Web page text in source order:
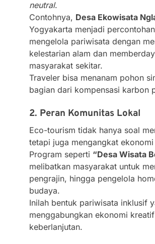
neutral.
Contohnya, Desa Ekowisata
Yogyakarta menjadi
mengelola pariwisata dengan
kelestarian alam dan
masyarakat sekitar.
Traveler bisa menanam pohon
bagian dari kompensasi karbon
2. Peran Komunitas Lokal
Eco-tourism tidak hanya soal
tetapi juga mengangkat
Program seperti “Desa Wisata
melibatkan masyarakat untuk
pengrajin, hingga pengelola
budaya.
Inilah bentuk pariwisata inklusif
menggabungkan ekonomi
keberlanjutan.